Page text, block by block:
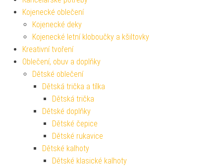
Kojenecké oblečení
Kojenecké deky
Kojenecké letní kloboučky a kšiltovky
Kreativní tvoření
Oblečení, obuv a doplňky
Dětské oblečení
Dětská trička a tílka
Dětská trička
Dětské doplňky
Dětské čepice
Dětské rukavice
Dětské kalhoty
Dětské klasické kalhoty